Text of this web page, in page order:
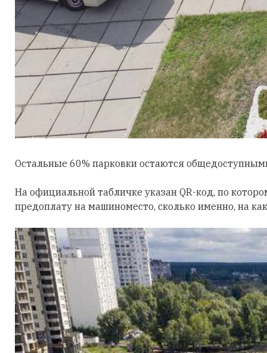
Остальные 60% парковки остаются
На официальной табличке указан QR-код, по
предоплату на машиноместо, сколько именно, на